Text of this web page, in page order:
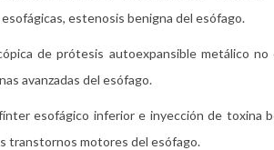
estenosis benigna del esófago.
de prótesis autoexpansible metálico no
avanzadas del esófago.
esofágico inferior e inyección de toxina
transtornos motores del esófago.